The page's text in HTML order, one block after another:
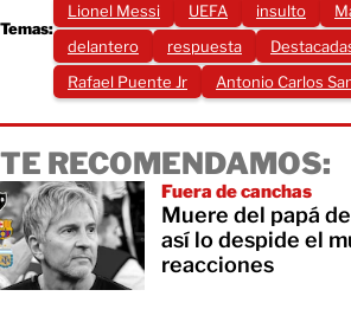
Temas:
Lionel Messi
UEFA insulto
delantero
respuesta
Rafael Puente Jr
Antonio Carlos
TE RECOMENDAMOS:
Fuera de canchas
Muere del papá
así lo despide el
reacciones